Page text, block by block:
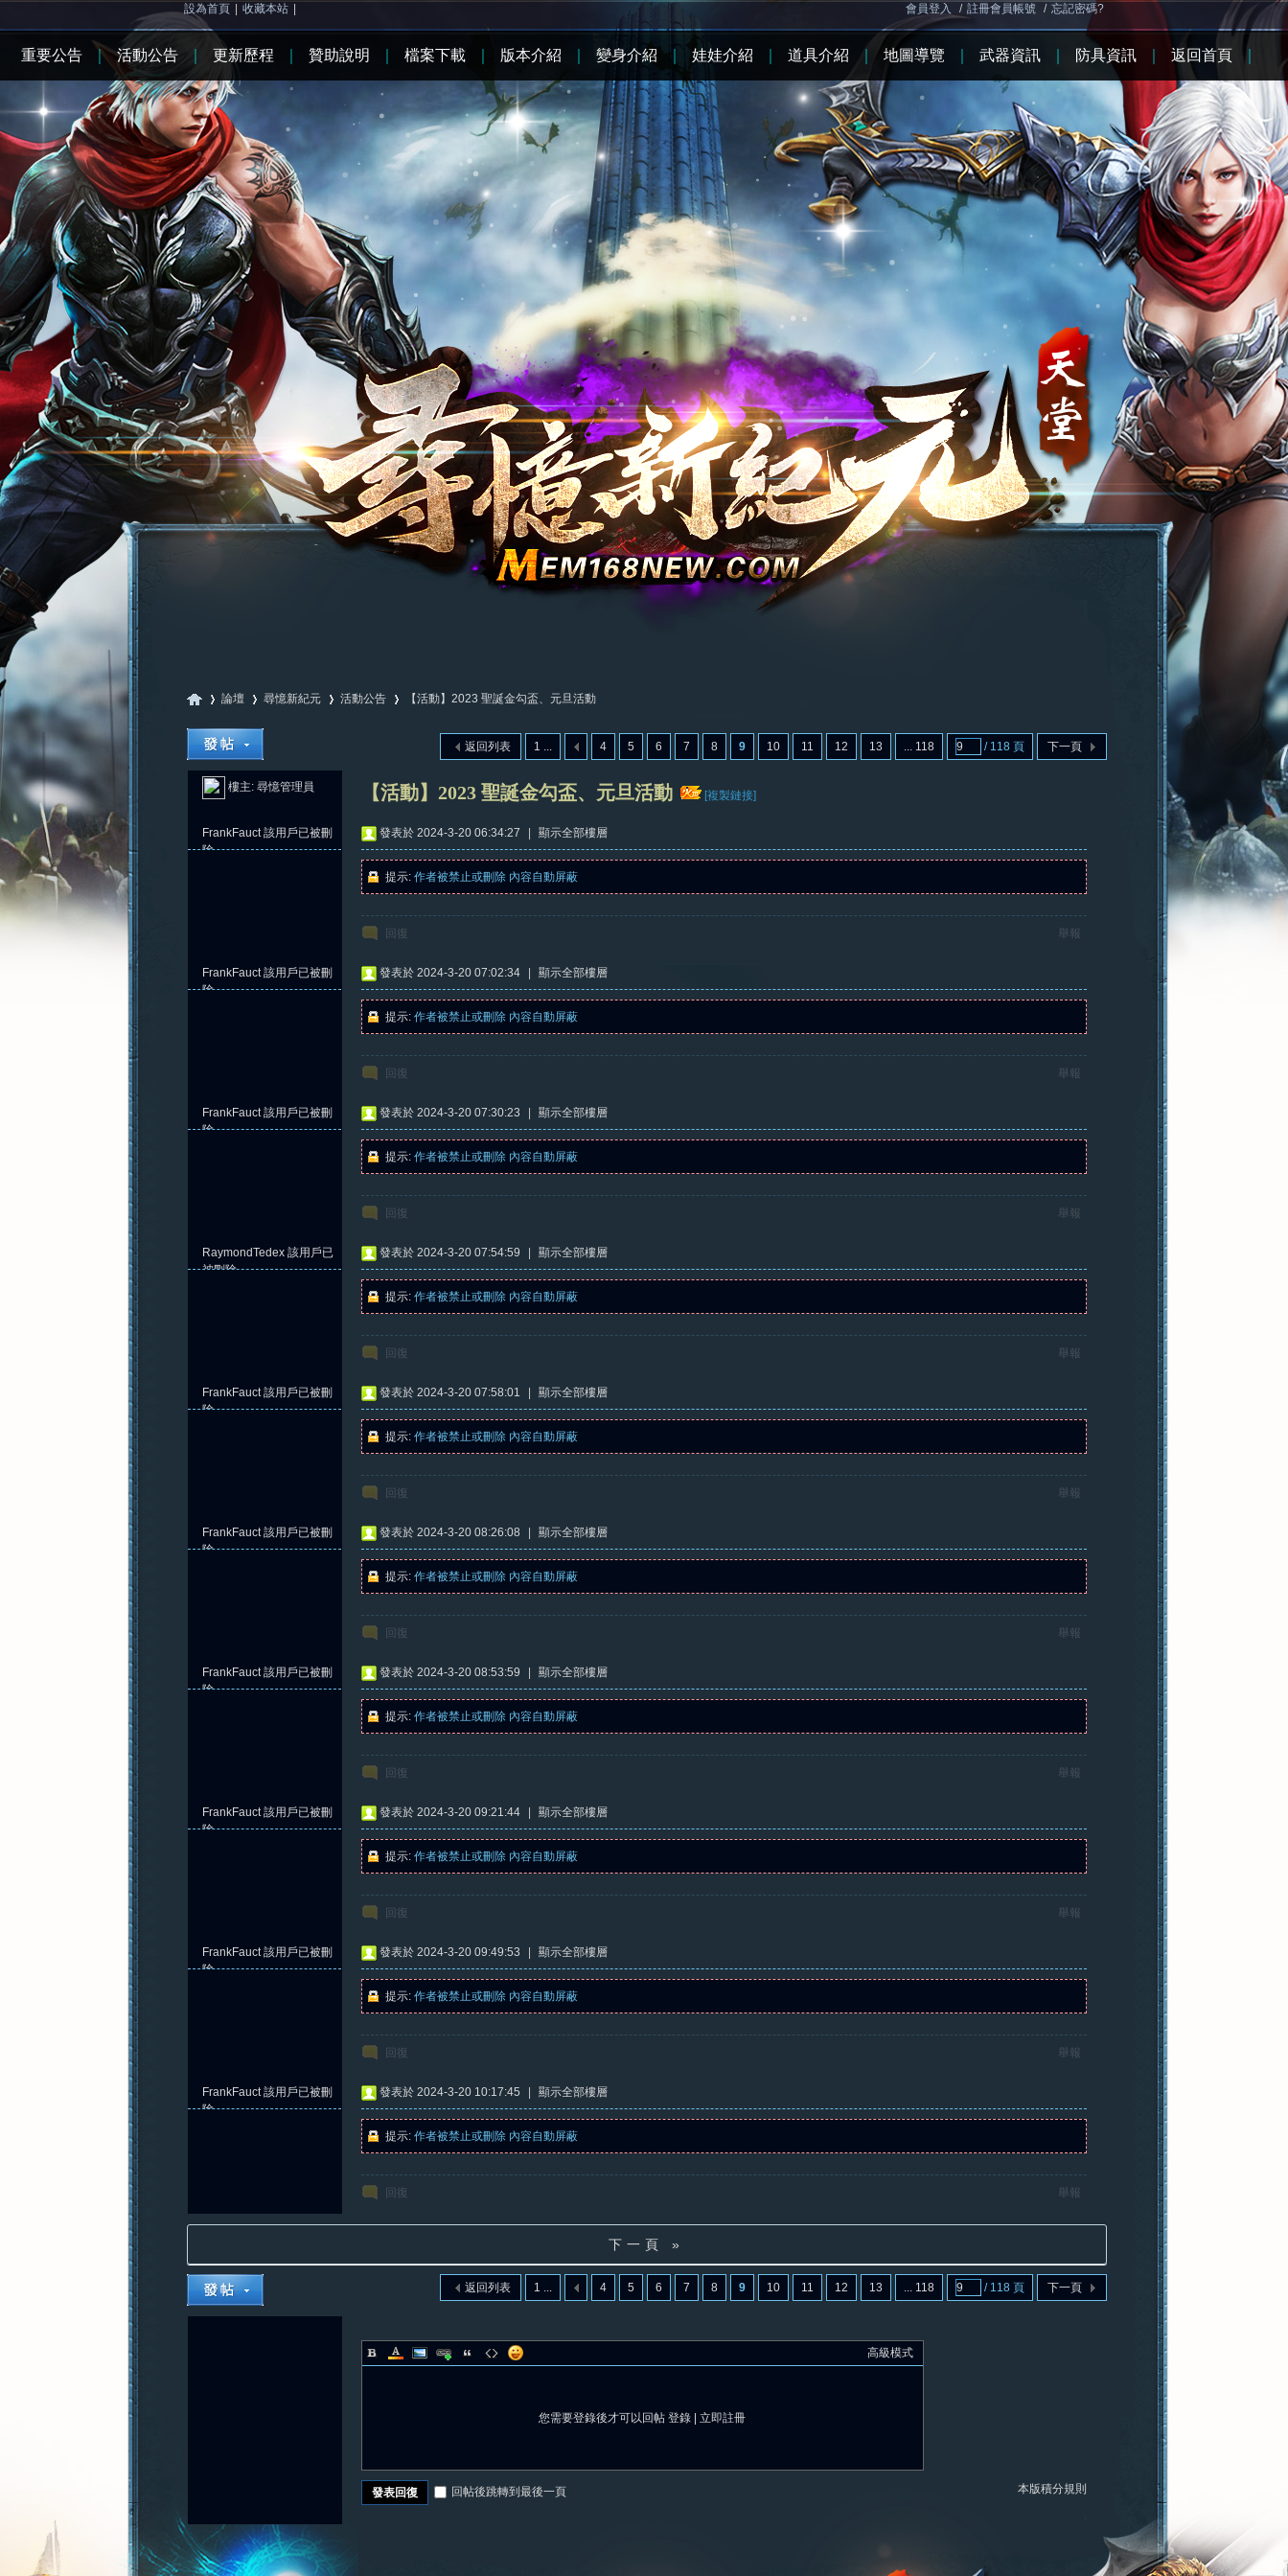
設為首頁 收藏本站 會員登入 / 註冊會員帳號 / 忘記密碼?
元
»
論壇
›
尋憶新紀元 活動公告
›
【活動】2023 聖誕金勾盃、元旦活動
1 ... 4 5 6 7 8 9 10 11 12 13 ... 118 / 118 頁 下一頁
返回列表
樓主: 尋憶管理員 【活動】2023 聖誕金勾盃、元旦活動 [複製鏈接]
FrankFauct該用戶已被刪
除
發表於 2024-3-20 06:34:27 顯示全部樓層
提示: 作者被禁止或刪除 內容自動屏蔽
回復 舉報
FrankFauct該用戶已被刪
除
發表於 2024-3-20 07:02:34 顯示全部樓層
提示: 作者被禁止或刪除 內容自動屏蔽
回復 舉報
FrankFauct該用戶已被刪
除
發表於 2024-3-20 07:30:23 顯示全部樓層
提示: 作者被禁止或刪除 內容自動屏蔽
回復 舉報
RaymondTedex 該用戶已
被刪除
發表於 2024-3-20 07:54:59 顯示全部樓層
提示: 作者被禁止或刪除 內容自動屏蔽
回復 舉報
FrankFauct該用戶已被刪
除
發表於 2024-3-20 07:58:01 顯示全部樓層
提示: 作者被禁止或刪除 內容自動屏蔽
回復 舉報
FrankFauct該用戶已被刪
除
發表於 2024-3-20 08:26:08 顯示全部樓層
提示: 作者被禁止或刪除 內容自動屏蔽
回復 舉報
FrankFauct該用戶已被刪
除
發表於 2024-3-20 08:53:59 顯示全部樓層
提示: 作者被禁止或刪除 內容自動屏蔽
回復 舉報
FrankFauct該用戶已被刪
除
發表於 2024-3-20 09:21:44 顯示全部樓層
提示: 作者被禁止或刪除 內容自動屏蔽
回復 舉報
FrankFauct該用戶已被刪
除
發表於 2024-3-20 09:49:53 顯示全部樓層
提示: 作者被禁止或刪除 內容自動屏蔽
回復 舉報
FrankFauct該用戶已被刪
除
發表於 2024-3-20 10:17:45 顯示全部樓層
提示: 作者被禁止或刪除 內容自動屏蔽
回復 舉報
下一頁 »
1 ... 4 5 6 7 8 9 10 11 12 13 ... 118 / 118 頁 下一頁
返回列表
高級模式
您需要登錄後才可以回帖 登錄 立即註冊
本版積分規則
發表回復 回帖後跳轉到最後一頁